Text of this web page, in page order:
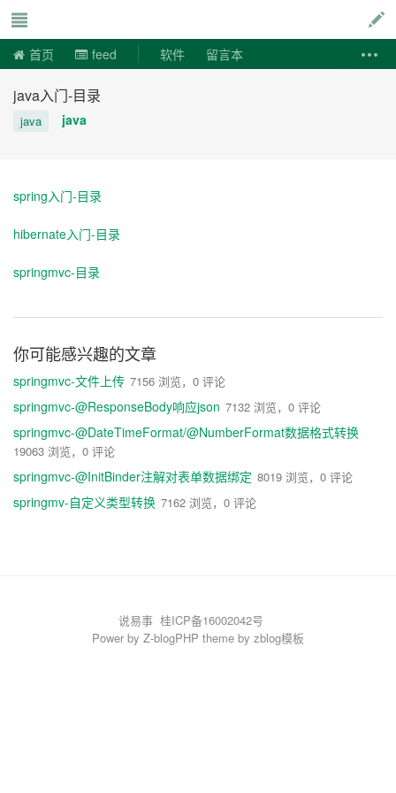
首页 feed 软件 留言本
java入门-目录
java java
spring入门-目录
hibernate入门-目录
springmvc-目录
你可能感兴趣的文章
springmvc-文件上传 7156 浏览，0 评论
springmvc-@ResponseBody响应json 7132 浏览，0 评论
springmvc-@DateTimeFormat/@NumberFormat数据格式转换
19063 浏览，0 评论
springmvc-@InitBinder注解对表单数据绑定 8019 浏览，0 评论
springmv-自定义类型转换 7162 浏览，0 评论
说易事 桂ICP备16002042号
Power by Z-blogPHP theme by zblog模板